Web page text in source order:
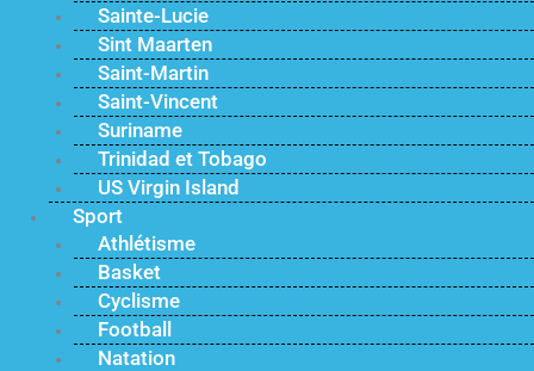
Sainte-Lucie
Sint Maarten
Saint-Martin
Saint-Vincent
Suriname
Trinidad et Tobago
US Virgin Island
Sport
Athlétisme
Basket
Cyclisme
Football
Natation